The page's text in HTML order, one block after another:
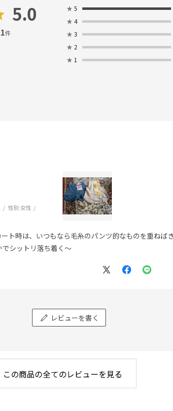
5.0
1件
★ 5
★ 4
★ 3
★ 2
★ 1
性別:女性
ト時は、いつもなら毛糸のパンツ的なものを重ねば
シットリ落ち着く～
レビューを書く
この商品の全てのレビューを見る